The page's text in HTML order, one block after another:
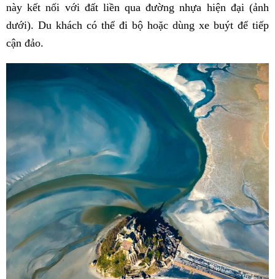
này kết nối với đất liền qua đường nhựa hiện đại (ảnh
dưới). Du khách có thể đi bộ hoặc dùng xe buýt để tiếp
cận đảo.